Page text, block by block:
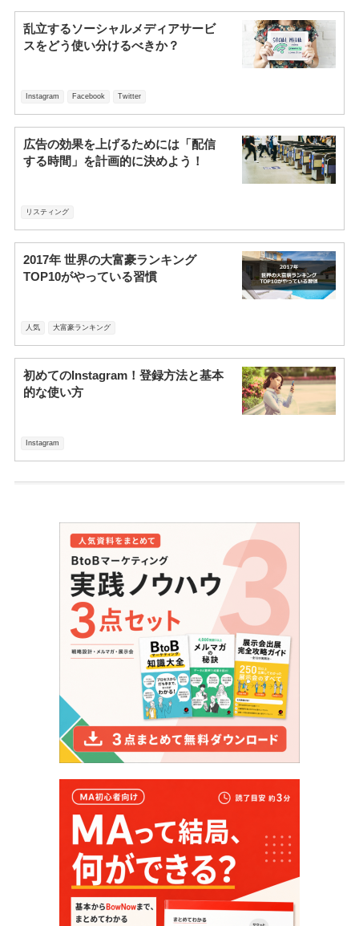
乱立するソーシャルメディアサービ
スをどう使い分けるべきか？
Instagram Facebook Twitter
広告の効果を上げるためには「配信
する時間」を計画的に決めよう！
リスティング
2017年 世界の大富豪ランキング
TOP10がやっている習慣
人気 大富豪ランキング
初めてのInstagram！登録方法と基本
的な使い方
Instagram